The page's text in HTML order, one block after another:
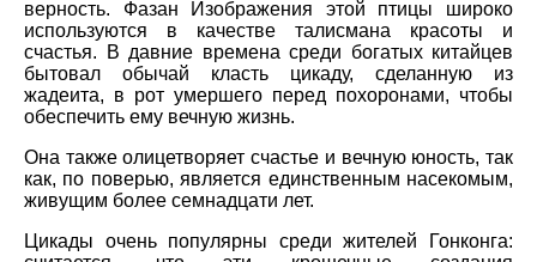
верность. Фазан Изображения этой птицы широко
используются в качестве талисмана красоты и
счастья. В давние времена среди богатых китайцев
бытовал обычай класть цикаду, сделанную из
жадеита, в рот умершего перед похоронами, чтобы
обеспечить ему вечную жизнь.
Она также олицетворяет счастье и вечную юность, так
как, по поверью, является единственным насекомым,
живущим более семнадцати лет.
Цикады очень популярны среди жителей Гонконга: